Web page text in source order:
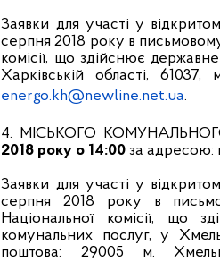
Заявки для участі у
серпня 2018 року в
комісії, що здійснює
Харківській області,
energo.kh@newline.net.ua.
4. МІСЬКОГО
2018 року о 14:00 за адресою:
Заявки для участі у
серпня 2018 року в
Національної комісії, що
комунальних послуг, у
поштова: 29005 м.